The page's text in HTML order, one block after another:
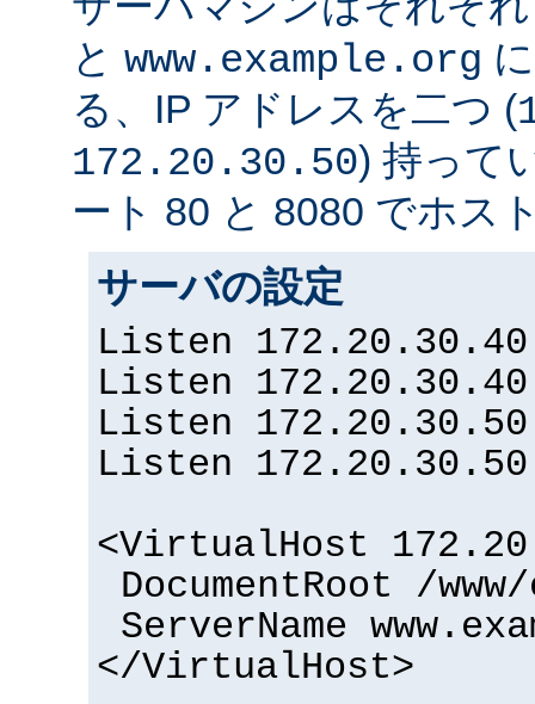
と www.example.org
る、IP アドレスを二つ (
172.20.30.50) 持って
ート 80 と 8080 でホス
サーバの設定
Listen
Listen
Listen
Listen
<VirtualHost
DocumentRoot /
ServerName
</VirtualHost>